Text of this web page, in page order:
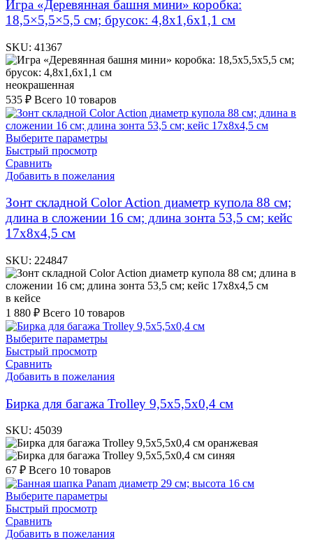
Игра «Деревянная башня мини» коробка:
18,5×5,5×5,5 см; брусок: 4,8х1,6х1,1 см
SKU: 41367
неокрашенная
535 ₽ Всего 10 товаров
Выберите параметры
Быстрый просмотр
Сравнить
Добавить в пожелания
Зонт складной Color Action диаметр купола 88 см;
длина в сложении 16 см; длина зонта 53,5 см; кейс
17х8х4,5 см
SKU: 224847
в кейсе
1 880 ₽ Всего 10 товаров
Выберите параметры
Быстрый просмотр
Сравнить
Добавить в пожелания
Бирка для багажа Trolley 9,5х5,5х0,4 см
SKU: 45039
оранжевая
синяя
67 ₽ Всего 10 товаров
Выберите параметры
Быстрый просмотр
Сравнить
Добавить в пожелания